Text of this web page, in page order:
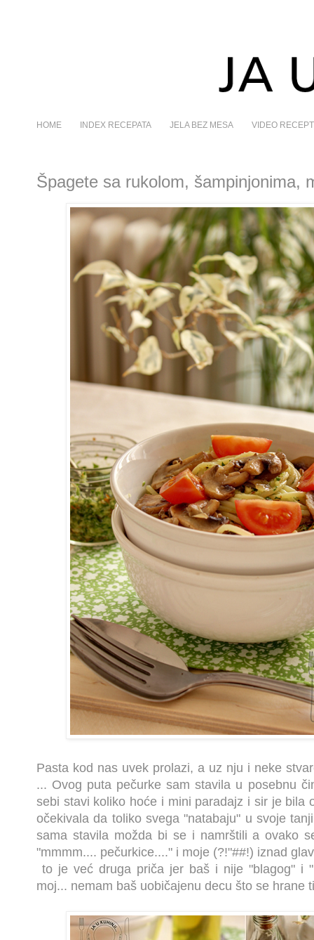
HOME INDEX RECEPATA JELA BEZ MESA VIDEO
Špagete sa rukolom, šampinjonima,
Pasta kod nas uvek prolazi, a uz nju i neke
... Ovog puta pečurke sam stavila u posebnu
sebi stavi koliko hoće i mini paradajz i sir je bila
očekivala da toliko svega "natabaju" u svoje
sama stavila možda bi se i namrštili a ovako
"mmmm.... pečurkice...." i moje (?!"##!) iznad
to je već druga priča jer baš i nije "blagog" i
moj... nemam baš uobičajenu decu što se hrane